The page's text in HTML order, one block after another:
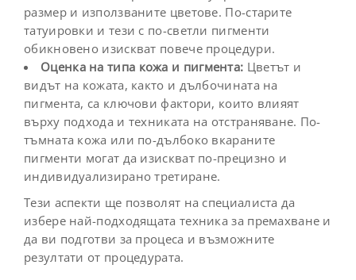
размер и използваните цветове. По-старите
татуировки и тези с по-светли пигменти
обикновено изискват повече процедури.
Оценка на типа кожа и пигмента: Цветът и
видът на кожата, както и дълбочината на
пигмента, са ключови фактори, които влияят
върху подхода и техниката на отстраняване. По-
тъмната кожа или по-дълбоко вкараните
пигменти могат да изискват по-прецизно и
индивидуализирано третиране.
Тези аспекти ще позволят на специалиста да
избере най-подходящата техника за премахване и
да ви подготви за процеса и възможните
резултати от процедурата.